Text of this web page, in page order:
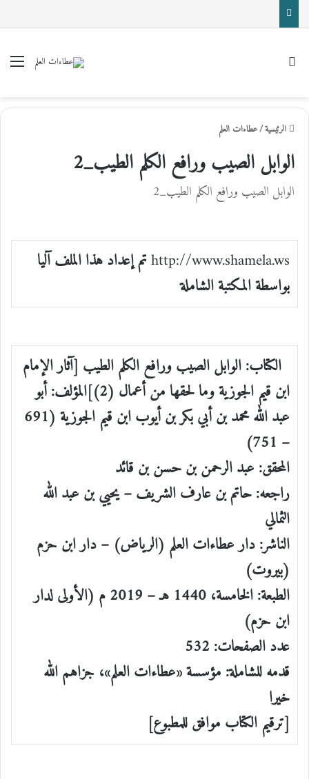
الرئيسية/عطاءات العلم
الوابل الصيب ورافع الكلم الطيب_2
الوابل الصيب ورافع الكلم الطيب_2
http://www.shamela.wsتم إعداد هذا الملف آليا
بواسطة المكتبة الشاملة
الكتاب: الوابل الصيب ورافع الكلم الطيب [آثار الإمام
ابن قيم الجوزية وما لحقها من أعمال (2)]المؤلف: أبو
عبد الله محمد بن أبي بكر بن أيوب ابن قيم الجوزية (691
– 751)
المحقق: عبد الرحمن بن حسن بن قائد
راجعه: حاتم بن عارف الشريف – يحيي بن عبد الله
الثمالي
الناشر: دار عطاءات العلم (الرياض) – دار ابن حزم
(بيروت)
الطبعة: الخامسة، 1440 هـ – 2019 م (الأولى لدار
ابن حزم)
عدد الصفحات: 532
قدمه للشاملة: مؤسسة «عطاءات العلم»، جزاهم الله
خيرا
[ترقيم الكتاب موافق للمطبوع]